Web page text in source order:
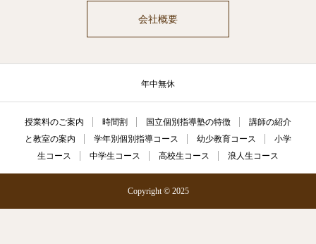
会社概要
年中無休
授業料のご案内 時間割 国立個別指導塾の特徴
講師の紹介
と教室の案内
学年別個別指導コース 幼少教育コース
小学
生コース
中学生コース 高校生コース 浪人生コース
Copyright © 2025